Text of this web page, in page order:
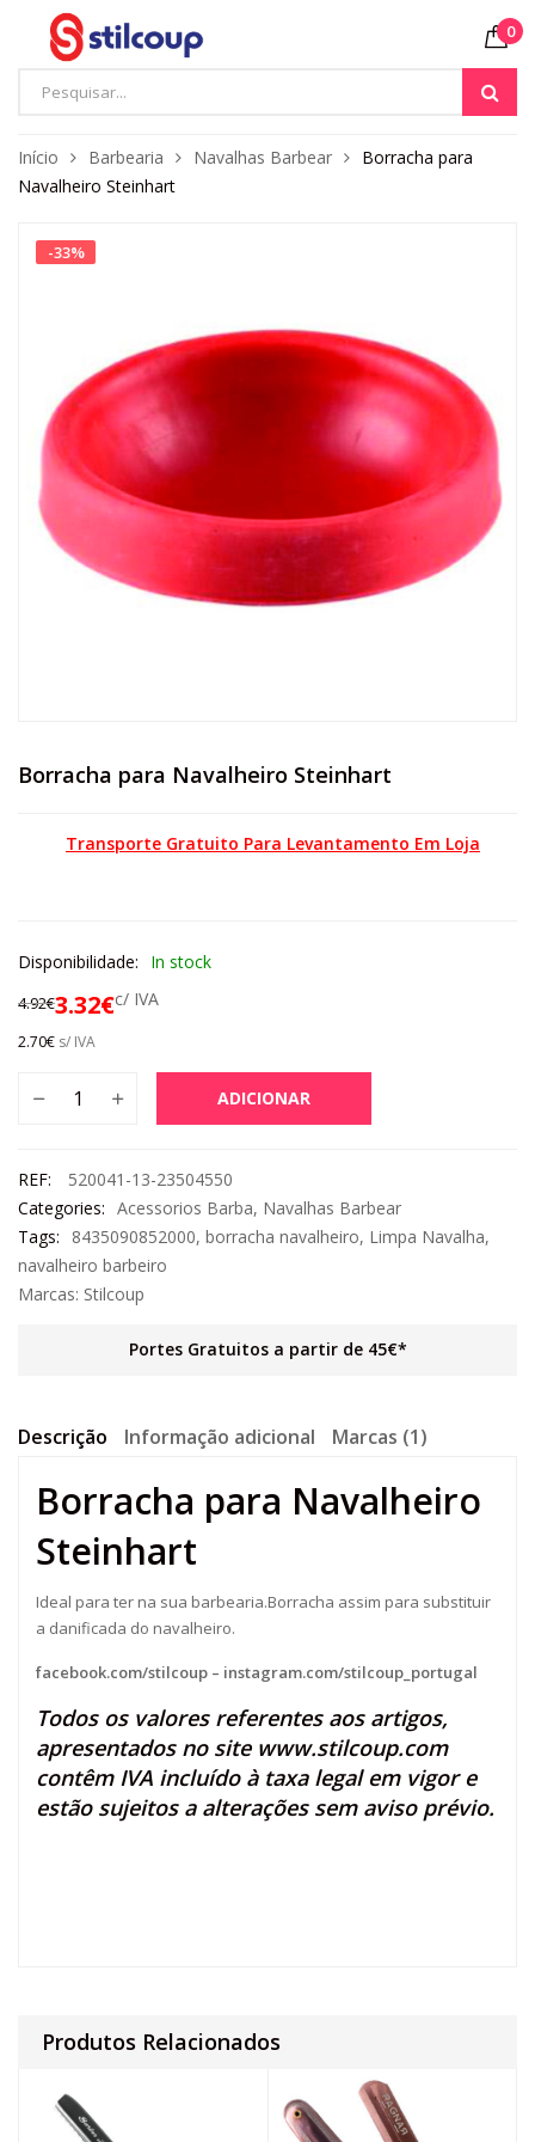
0
Início Barbearia Navalhas Barbear
Borracha para
Navalheiro Steinhart
-33%
Borracha para Navalheiro Steinhart
Transporte Gratuito Para Levantamento Em Loja
Disponibilidade: In stock
4.92€3.32€c/ IVA
2.70€ s/ IVA
ADICIONAR
REF:
520041-13-23504550
Categories: Acessorios Barba, Navalhas Barbear
Tags:
8435090852000, borracha navalheiro, Limpa Navalha,
navalheiro barbeiro
Marcas: Stilcoup
Portes Gratuitos a partir de 45€*
Descrição Informação adicional Marcas (1)
Borracha para Navalheiro
Steinhart
Ideal para ter na sua barbearia.Borracha assim para substituir
a danificada do navalheiro.
facebook.com/stilcoup – instagram.com/stilcoup_portugal
Todos os valores referentes aos artigos,
apresentados no site www.stilcoup.com
contêm IVA incluído à taxa legal em vigor e
estão sujeitos a alterações sem aviso prévio.
Produtos Relacionados